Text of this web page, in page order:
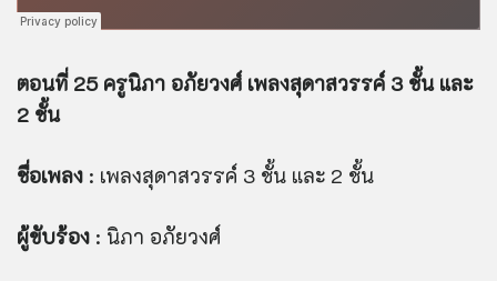
ตอนที่ 25 ครูนิภา อภัยวงศ์ เพลงสุดาสวรรค์ 3 ชั้น และ
2 ชั้น
ชื่อเพลง : เพลงสุดาสวรรค์ 3 ชั้น และ 2 ชั้น
ผู้ขับร้อง : นิภา อภัยวงศ์